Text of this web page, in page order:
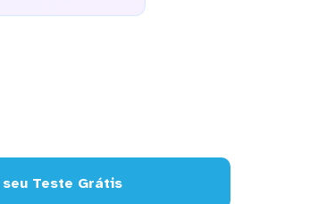
seu Teste Grátis